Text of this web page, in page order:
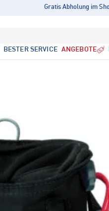
Gratis Abholung im
BESTER SERVICE ANGEBOTE